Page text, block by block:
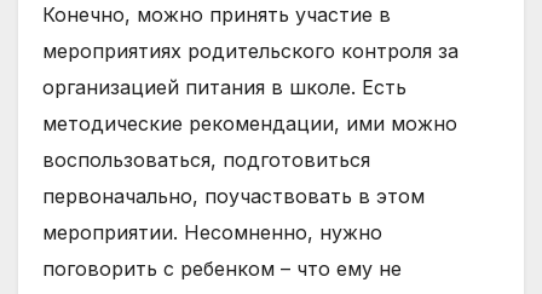
Конечно, можно принять участие в
мероприятиях родительского контроля за
организацией питания в школе. Есть
методические рекомендации, ими можно
воспользоваться, подготовиться
первоначально, поучаствовать в этом
мероприятии. Несомненно, нужно
поговорить с ребенком – что ему не